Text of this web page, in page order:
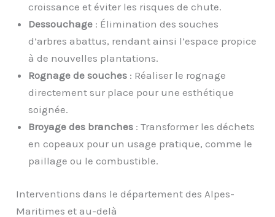
croissance et éviter les risques de chute.
Dessouchage : Élimination des souches
d’arbres abattus, rendant ainsi l’espace propice
à de nouvelles plantations.
Rognage de souches : Réaliser le rognage
directement sur place pour une esthétique
soignée.
Broyage des branches : Transformer les déchets
en copeaux pour un usage pratique, comme le
paillage ou le combustible.
Interventions dans le département des Alpes-
Maritimes et au-delà